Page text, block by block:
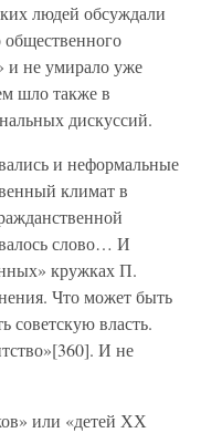
людей обсуждали
и не умирало уже
шло также в
дискуссий.
и неформальные
климат в
слово… И
кружках П.
Что может быть
советскую власть.
И не
или «детей ХХ